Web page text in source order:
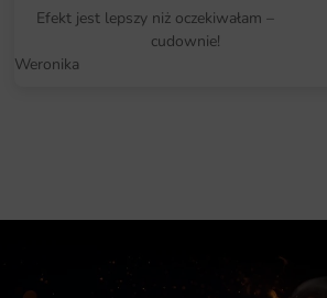
Efekt jest lepszy niż oczekiwałam –
cudownie!
Weronika